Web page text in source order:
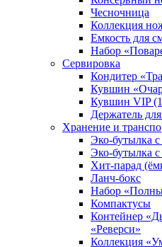
Чесночница
Коллекция
Емкость для
Набор
Сервировка
Кондитер
Кувшин
Кувшин VIP
Держатель
Хранение и
Эко-бутылка
Эко-бутылка
Хит-парад
Ланч-бокс
Набор
Компактусы
Контейнер
«Реверси»
Коллекция